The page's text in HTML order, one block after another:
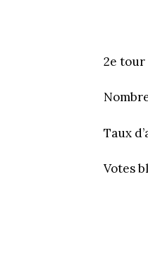
2e tour
Taux
Votes